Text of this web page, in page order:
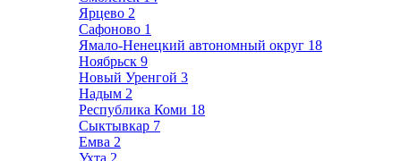
Ярцево 2
Сафоново 1
Ямало-Ненецкий автономный округ 18
Ноябрьск 9
Новый Уренгой 3
Надым 2
Республика Коми 18
Сыктывкар 7
Емва 2
Ухта 2